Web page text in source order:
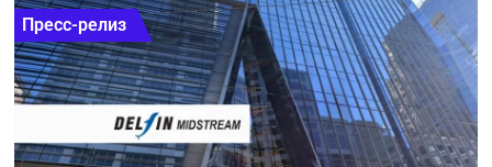
Пресс-релиз